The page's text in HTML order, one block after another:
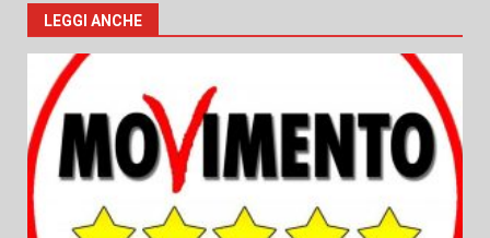
LEGGI ANCHE